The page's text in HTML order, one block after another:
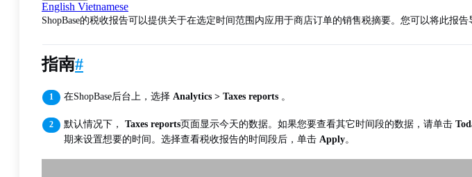
English Vietnamese
ShopBase的税收报告可以提供关于在选定时间范围内应用于商店订单的销售税摘要。您可以将此报
指南#
在ShopBase后台上，选择 Analytics > Taxes reports 。
默认情况下， Taxes reports页面显示今天的数据。如果您要查看其它时间段的数据，请单击
期来设置想要的时间。选择查看税收报告的时间段后，单击 Apply。